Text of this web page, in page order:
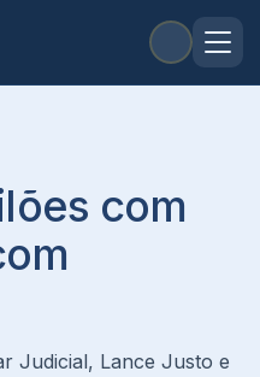
com
Judicial, Lance Justo e